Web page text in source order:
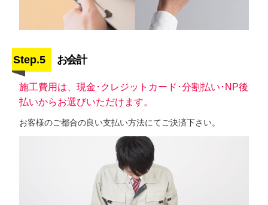
Step.5 お会計
施工費用は、現金･クレジットカード･分割払い･NP後
払いからお選びいただけます。
お客様のご都合の良い支払い方法にてご決済下さい。